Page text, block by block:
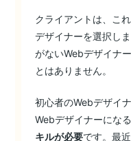
クライアントは、こ
デザイナーを選択し
がないWebデザイナ
とはありません。
初心者のWebデザイ
Webデザイナーになる
キルが必要です。最